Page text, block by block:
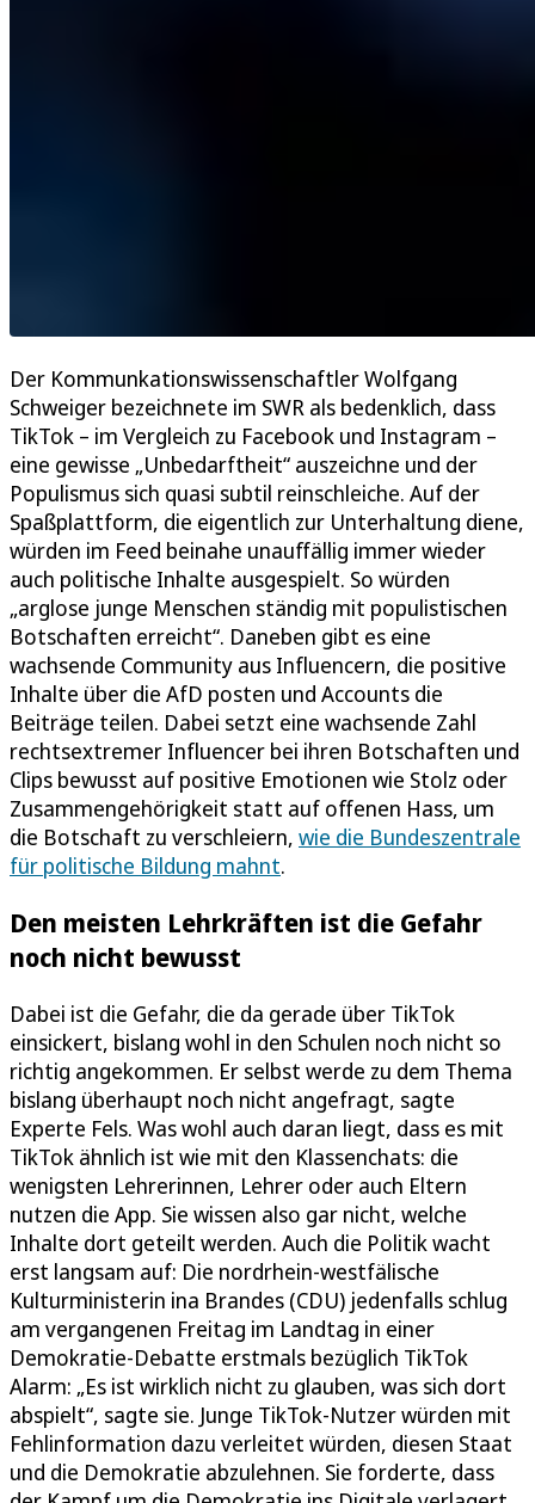
Der Kommunkationswissenschaftler Wolfgang
Schweiger bezeichnete im SWR als bedenklich, dass
TikTok – im Vergleich zu Facebook und Instagram –
eine gewisse „Unbedarftheit“ auszeichne und der
Populismus sich quasi subtil reinschleiche. Auf der
Spaßplattform, die eigentlich zur Unterhaltung diene,
würden im Feed beinahe unauffällig immer wieder
auch politische Inhalte ausgespielt. So würden
„arglose junge Menschen ständig mit populistischen
Botschaften erreicht“. Daneben gibt es eine
wachsende Community aus Influencern, die positive
Inhalte über die AfD posten und Accounts die
Beiträge teilen. Dabei setzt eine wachsende Zahl
rechtsextremer Influencer bei ihren Botschaften und
Clips bewusst auf positive Emotionen wie Stolz oder
Zusammengehörigkeit statt auf offenen Hass, um
die Botschaft zu verschleiern, wie die Bundeszentrale
für politische Bildung mahnt.
Den meisten Lehrkräften ist die Gefahr
noch nicht bewusst
Dabei ist die Gefahr, die da gerade über TikTok
einsickert, bislang wohl in den Schulen noch nicht so
richtig angekommen. Er selbst werde zu dem Thema
bislang überhaupt noch nicht angefragt, sagte
Experte Fels. Was wohl auch daran liegt, dass es mit
TikTok ähnlich ist wie mit den Klassenchats: die
wenigsten Lehrerinnen, Lehrer oder auch Eltern
nutzen die App. Sie wissen also gar nicht, welche
Inhalte dort geteilt werden. Auch die Politik wacht
erst langsam auf: Die nordrhein-westfälische
Kulturministerin ina Brandes (CDU) jedenfalls schlug
am vergangenen Freitag im Landtag in einer
Demokratie-Debatte erstmals bezüglich TikTok
Alarm: „Es ist wirklich nicht zu glauben, was sich dort
abspielt“, sagte sie. Junge TikTok-Nutzer würden mit
Fehlinformation dazu verleitet würden, diesen Staat
und die Demokratie abzulehnen. Sie forderte, dass